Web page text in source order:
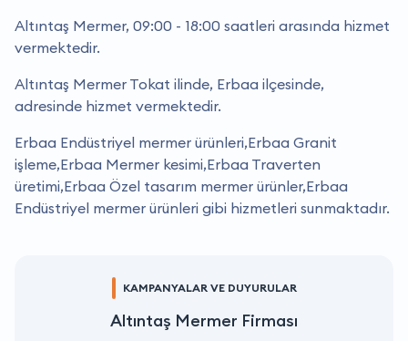
Altıntaş Mermer, 09:00 - 18:00 saatleri arasında hizmet
vermektedir.
Altıntaş Mermer Tokat ilinde, Erbaa ilçesinde,
adresinde hizmet vermektedir.
Erbaa Endüstriyel mermer ürünleri,Erbaa Granit
işleme,Erbaa Mermer kesimi,Erbaa Traverten
üretimi,Erbaa Özel tasarım mermer ürünler,Erbaa
Endüstriyel mermer ürünleri gibi hizmetleri sunmaktadır.
KAMPANYALAR VE DUYURULAR
Altıntaş Mermer Firması